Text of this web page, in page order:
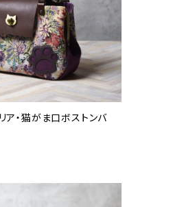
ア・猫がま口ボストンバ